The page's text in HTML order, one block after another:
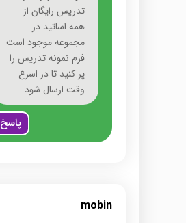
تدریس رایگان از
همه اساتید در
مجموعه موجود است
فرم نمونه تدریس را
پر کنید تا در اسرع
وقت ارسال شود.
پاسخ
mobin